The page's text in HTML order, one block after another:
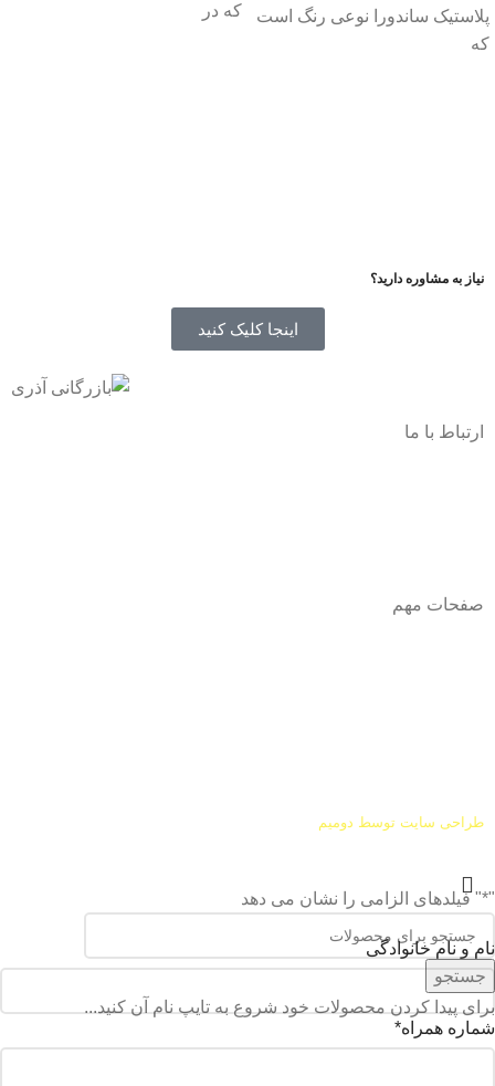
پلاستیک ساندورا نوعی رنگ است
که
که در
نیاز به مشاوره دارید؟
اینجا کلیک کنید
ارتباط با ما
صفحات مهم
طراحی سایت توسط دومیم
جستجو
برای پیدا کردن محصولات خود شروع به تایپ نام آن کنید...
"
*" فیلدهای الزامی را نشان می دهد
نام و نام خانوادگی
شماره همراه*